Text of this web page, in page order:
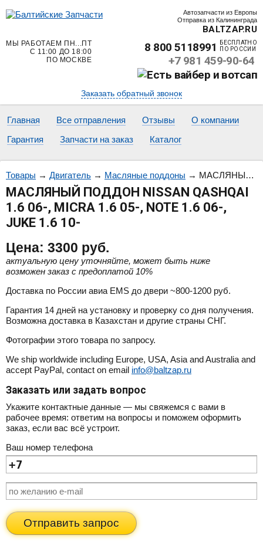
Автозапчасти из Европы
Отправка из Калининграда
BALTZAP.RU
МЫ РАБОТАЕМ ПН...ПТ
С 11:00 ДО 18:00
ПО МОСКВЕ
8 800 5118991
БЕСПЛАТНО
ПО РОССИИ
+7 981 459-90-64
Заказать обратный звонок
Главная Все отправления Отзывы
О компании
Гарантия
Запчасти на заказ Каталог
Товары → Двигатель → Масляные поддоны → МАСЛЯНЫЙ ПОДДОН NISSAN QASHQAI 1.6 06-, MICRA 1.6 05-, NOTE 1.6 06-, JUKE 1.6 10-
МАСЛЯНЫЙ ПОДДОН NISSAN QASHQAI
1.6 06-, MICRA 1.6 05-, NOTE 1.6 06-,
JUKE 1.6 10-
Цена: 3300 руб.
актуальную цену уточняйте, может быть ниже
возможен заказ с предоплатой 10%
Доставка по России авиа EMS до двери ~800-1200 руб.
Гарантия 14 дней на установку и проверку со дня получения.
Возможна доставка в Казахстан и другие страны СНГ.
Фотографии этого товара по запросу.
We ship worldwide including Europe, USA, Asia and Australia and
accept PayPal, contact on email info@baltzap.ru
Заказать или задать вопрос
Укажите контактные данные — мы свяжемся с вами в
рабочее время: ответим на вопросы и поможем оформить
заказ, если вас всё устроит.
Ваш номер телефона
Отправить запрос